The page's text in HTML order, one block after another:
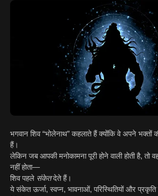
भगवान शिव “भोलेनाथ” कहलाते हैं क्योंकि वे अपने भक्तों
हैं।
लेकिन जब आपकी मनोकामना पूरी होने वाली होती है, तो
नहीं होता—
शिव पहले संकेतदेते हैं।
ये संकेत ऊर्जा, स्वप्न, भावनाओं, परिस्थितियों और